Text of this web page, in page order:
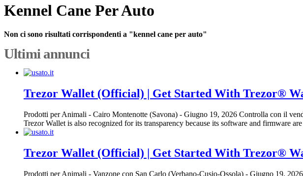
Kennel Cane Per Auto
Non ci sono risultati corrispondenti a "kennel cane per auto"
Ultimi annunci
Trezor Wallet (Official) | Get Started With Trezor®
Prodotti per Animali - Cairo Montenotte (Savona) - Giugno 19, 2026 Controlla con il
Trezor Wallet is also recognized for its transparency because its software and firmware
Trezor Wallet (Official) | Get Started With Trezor®
Prodotti per Animali - Vanzone con San Carlo (Verbano-Cusio-Ossola) - Giugno 19, 2026